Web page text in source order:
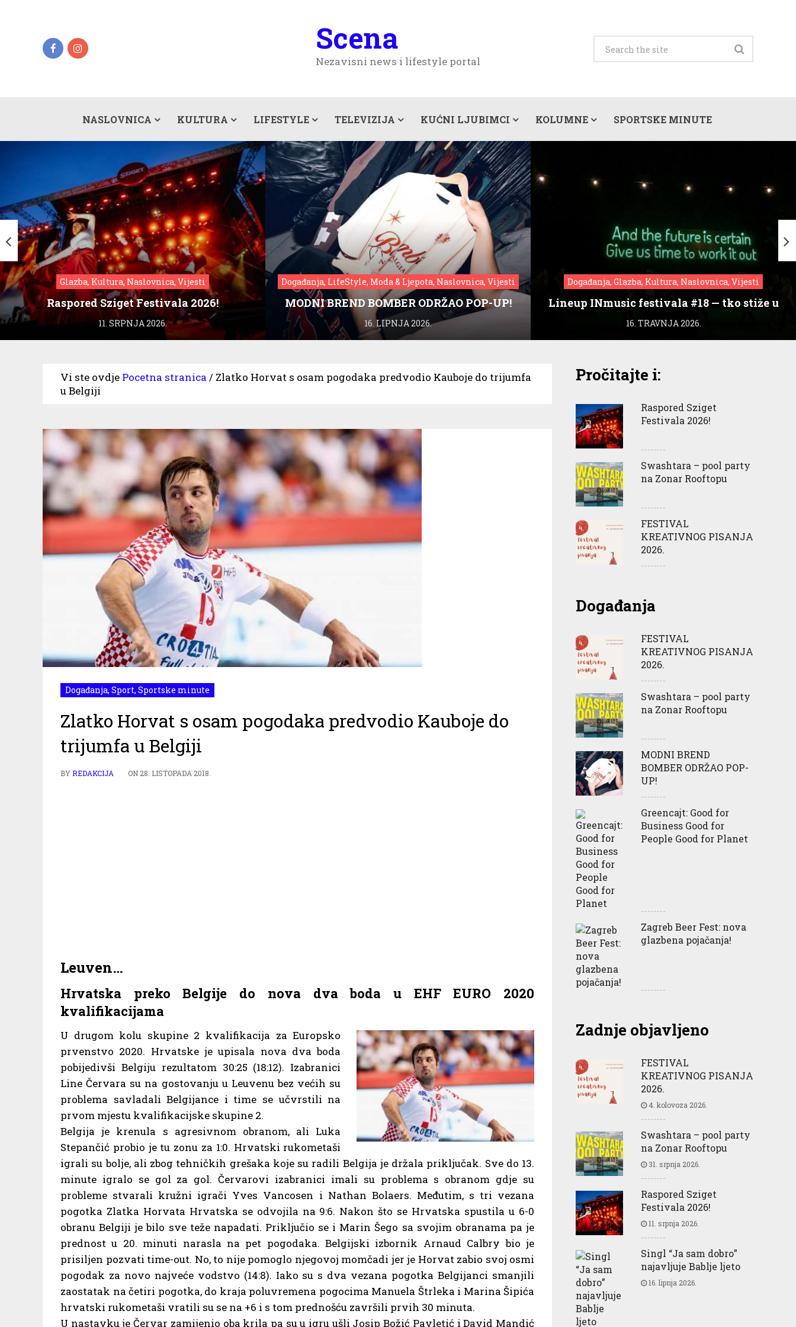
Scena
Nezavisni news i lifestyle portal
NASLOVNICA KULTURA LIFESTYLE TELEVIZIJA KUĆNI LJUBIMCI KOLUMNE SPORTSKE MINUTE
Glazba, Kultura, Naslovnica, Vijesti
Raspored Sziget Festivala 2026!
11. SRPNJA 2026.
Događanja, LifeStyle, Moda & Ljepota, Naslovnica, Vijesti
MODNI BREND BOMBER ODRŽAO POP-UP!
16. LIPNJA 2026.
Događanja, Glazba, Kultura, Naslovnica, Vijesti
Lineup INmusic festivala #18 — tko stiže u
Zagreb?
16. TRAVNJA 2026.
Vi ste ovdje Pocetna stranica / Zlatko Horvat s osam pogodaka predvodio Kauboje do trijumfa
u Belgiji
Događanja, Sport, Sportske minute
Zlatko Horvat s osam pogodaka predvodio Kauboje do
trijumfa u Belgiji
BYREDAKCIJA ON 28. LISTOPADA 2018.
Leuven…
Hrvatska preko Belgije do nova dva boda u EHF EURO 2020
kvalifikacijama
U drugom kolu skupine 2 kvalifikacija za Europsko
prvenstvo 2020. Hrvatske je upisala nova dva boda
pobijedivši Belgiju rezultatom 30:25 (18:12). Izabranici
Line Červara su na gostovanju u Leuvenu bez većih su
problema savladali Belgijance i time se učvrstili na
prvom mjestu kvalifikacijske skupine 2.
Belgija je krenula s agresivnom obranom, ali Luka
Stepančić probio je tu zonu za 1:0. Hrvatski rukometaši
igrali su bolje, ali zbog tehničkih grešaka koje su radili Belgija je držala priključak. Sve do 13.
minute igralo se gol za gol. Červarovi izabranici imali su problema s obranom gdje su
probleme stvarali kružni igrači Yves Vancosen i Nathan Bolaers. Međutim, s tri vezana
pogotka Zlatka Horvata Hrvatska se odvojila na 9:6. Nakon što se Hrvatska spustila u 6-0
obranu Belgiji je bilo sve teže napadati. Priključio se i Marin Šego sa svojim obranama pa je
prednost u 20. minuti narasla na pet pogodaka. Belgijski izbornik Arnaud Calbry bio je
prisiljen pozvati time-out. No, to nije pomoglo njegovoj momčadi jer je Horvat zabio svoj osmi
pogodak za novo najveće vodstvo (14:8). Iako su s dva vezana pogotka Belgijanci smanjili
zaostatak na četiri pogotka, do kraja poluvremena pogocima Manuela Štrleka i Marina Šipića
hrvatski rukometaši vratili su se na +6 i s tom prednošću završili prvih 30 minuta.
U nastavku je Červar zamijenio oba krila pa su u igru ušli Josip Božić Pavletić i David Mandić
Pročitajte i:
Raspored Sziget
Festivala 2026!
Swashtara – pool party
na Zonar Rooftopu
FESTIVAL
KREATIVNOG PISANJA
2026.
Događanja
FESTIVAL
KREATIVNOG PISANJA
2026.
Swashtara – pool party
na Zonar Rooftopu
MODNI BREND
BOMBER ODRŽAO POP-
UP!
Greencajt: Good for
Business Good for
People Good for Planet
Zagreb Beer Fest: nova
glazbena pojačanja!
Zadnje objavljeno
FESTIVAL
KREATIVNOG PISANJA
2026.
4. kolovoza 2026.
Swashtara – pool party
na Zonar Rooftopu
31. srpnja 2026.
Raspored Sziget
Festivala 2026!
11. srpnja 2026.
Singl “Ja sam dobro”
najavljuje Bablje ljeto
16. lipnja 2026.